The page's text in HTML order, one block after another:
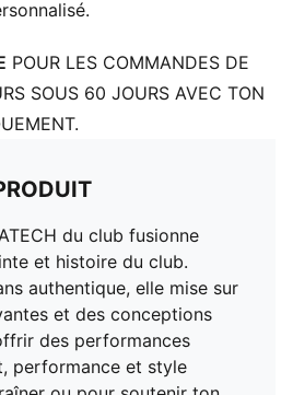
: recommandé pour les
ans
POUR LES COMMANDES DE
SOUS 60 JOURS AVEC TON
du club fusionne
et histoire du club.
authentique, elle mise sur
et des conceptions
des performances
performance et style